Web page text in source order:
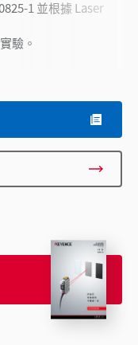
1 並根據 Laser
驗。